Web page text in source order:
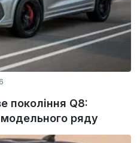
покоління Q8:
ряду